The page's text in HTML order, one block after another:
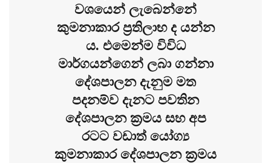
වශයෙන් ලැබෙන්නේ
කුමනාකාර ප්‍රතිලාභ ද යන්න
ය. එමෙන්ම විවිධ
මාර්ගයන්ගෙන් ලබා ගන්නා
දේශපාලන දැනුම මත
පදනම්ව දැනට පවතින
දේශපාලන ක්‍රමය සහ අප
රටට වඩාත් යෝග්‍ය
කුමනාකාර දේශපාලන ක්‍රමය